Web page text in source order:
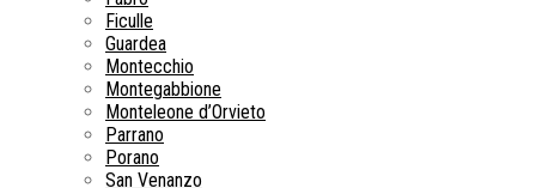
Ficulle
Guardea
Montecchio
Montegabbione
Monteleone d’Orvieto
Parrano
Porano
San Venanzo